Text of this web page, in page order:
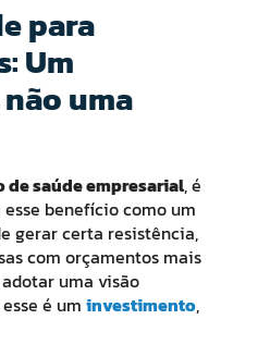
para
Um
uma
de saúde empresarial, é
benefício como um
gerar certa resistência,
com orçamentos mais
uma visão
é um investimento,